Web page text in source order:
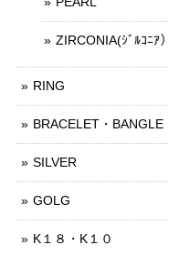
ZIRCONIA(ｼﾞﾙｺﾆｱ）
RING
BRACELET・BANGLE
SILVER
GOLG
K１８・K１０